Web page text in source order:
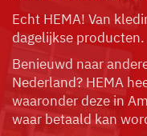
Echt HEMA! Van
dagelijkse producten.
Benieuwd naar
Nederland? HEMA
waaronder deze in
waar betaald kan